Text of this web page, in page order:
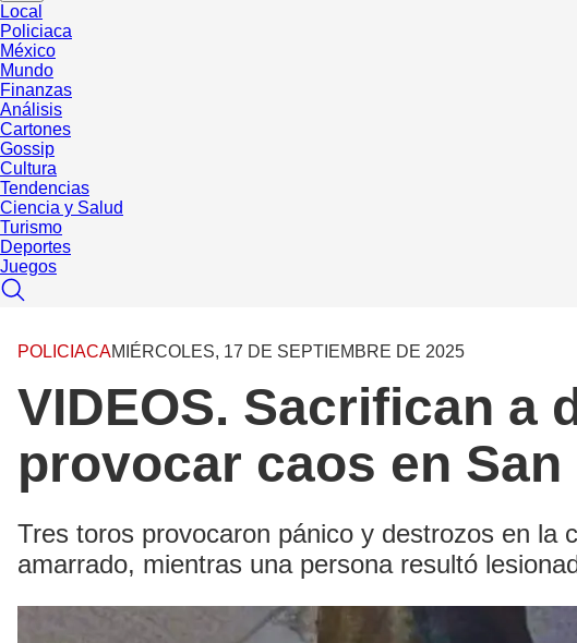
Local
Policiaca
México
Mundo
Finanzas
Análisis
Cartones
Gossip
Cultura
Tendencias
Ciencia y Salud
Turismo
Deportes
Juegos
POLICIACAMIÉRCOLES, 17 DE SEPTIEMBRE DE 2025
VIDEOS. Sacrifican a
provocar caos en San
Tres toros provocaron pánico y destrozos en la
amarrado, mientras una persona resultó